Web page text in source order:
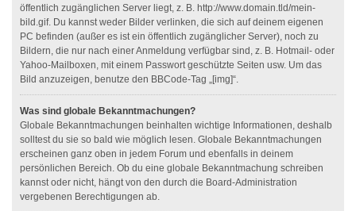
öffentlich zugänglichen Server liegt, z. B. http://www.domain.tld/mein-
bild.gif. Du kannst weder Bilder verlinken, die sich auf deinem eigenen
PC befinden (außer es ist ein öffentlich zugänglicher Server), noch zu
Bildern, die nur nach einer Anmeldung verfügbar sind, z. B. Hotmail- oder
Yahoo-Mailboxen, mit einem Passwort geschützte Seiten usw. Um das
Bild anzuzeigen, benutze den BBCode-Tag „[img]“.
Was sind globale Bekanntmachungen?
Globale Bekanntmachungen beinhalten wichtige Informationen, deshalb
solltest du sie so bald wie möglich lesen. Globale Bekanntmachungen
erscheinen ganz oben in jedem Forum und ebenfalls in deinem
persönlichen Bereich. Ob du eine globale Bekanntmachung schreiben
kannst oder nicht, hängt von den durch die Board-Administration
vergebenen Berechtigungen ab.